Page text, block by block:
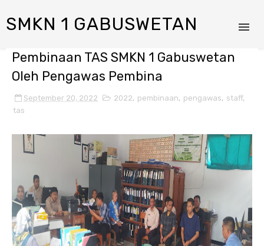
SMKN 1 GABUSWETAN
Pembinaan TAS SMKN 1 Gabuswetan
Oleh Pengawas Pembina
September 20, 2022 2022, pembinaan, pengawas, staff,
tas